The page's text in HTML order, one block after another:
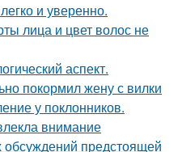
и уверенно.
лица и цвет волос не
аспект.
покормил жену с вилки
у поклонников.
внимание
обсуждений предстоящей